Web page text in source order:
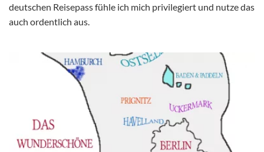
deutschen Reisepass fühle ich mich privilegiert und nutze das
auch ordentlich aus.